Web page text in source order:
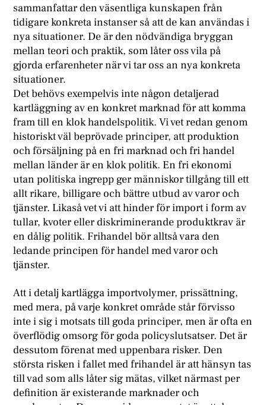
sammanfattar den väsentliga kunskapen från
tidigare konkreta instanser så att de kan användas i
nya situationer. De är den nödvändiga bryggan
mellan teori och praktik, som låter oss vila på
gjorda erfarenheter när vi tar oss an nya konkreta
situationer.
Det behövs exempelvis inte någon detaljerad
kartläggning av en konkret marknad för att komma
fram till en klok handelspolitik. Vi vet redan genom
historiskt väl beprövade principer, att produktion
och försäljning på en fri marknad och fri handel
mellan länder är en klok politik. En fri ekonomi
utan politiska ingrepp ger människor tillgång till ett
allt rikare, billigare och bättre utbud av varor och
tjänster. Likaså vet vi att hinder för import i form av
tullar, kvoter eller diskriminerande produktkrav är
en dålig politik. Frihandel bör alltså vara den
ledande principen för handel med varor och
tjänster.
Att i detalj kartlägga importvolymer, prissättning,
med mera, på varje konkret område står förvisso
inte i sig i motsats till goda principer, men är ofta en
överflödig omsorg för goda policyslutsatser. Det är
dessutom förenat med uppenbara risker. Den
största risken i fallet med frihandel är att hänsyn tas
till vad som alls låter sig mätas, vilket närmast per
definition är existerande marknader och